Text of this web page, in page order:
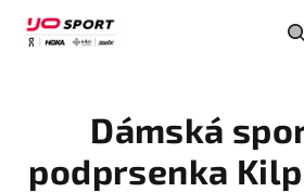
obsah
Dámská
podprsenka